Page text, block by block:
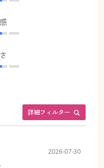
詳細フィルター
2026-07-30